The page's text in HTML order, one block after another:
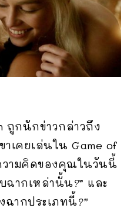
กนักข่าวกล่าวถึง
าเคยเล่นใน Game of
ามคิดของคุณในวันนี้
ฉากเหล่านั้น?” และ
ฉากประเภทนี้?”